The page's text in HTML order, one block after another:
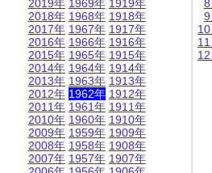
2019年
2018年
2017年
2016年
2015年
2014年
2013年
2012年
2011年
2010年
2009年
2008年
2007年
1969年
1968年
1967年
1966年
1965年
1964年
1963年
1962年
1961年
1960年
1959年
1958年
1957年
1919年
1918年
1917年
1916年
1915年
1914年
1913年
1912年
1911年
1910年
1909年
1908年
1907年